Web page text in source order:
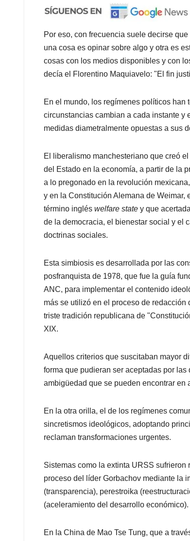
Por eso, con frecuencia suele decirse
una cosa es opinar sobre algo y otra es
cosas con los medios disponibles y con
decía el Florentino Maquiavelo: "El fin
En el mundo, los regímenes políticos
circunstancias cambian a cada instante y
medidas diametralmente opuestas a sus
El liberalismo manchesteriano que creó
del Estado en la economía, a partir de la
a lo pregonado en la revolución
y en la Constitución Alemana de Weimar,
término inglés welfare state y que
de la democracia, el bienestar social y el
doctrinas sociales.
Esta simbiosis es desarrollada por las
posfranquista de 1978, que fue la guía
ANC, para implementar el contenido
más se utilizó en el proceso de redacción
triste tradición republicana de
XIX.
Aquellos criterios que suscitaban mayor
forma que pudieran ser aceptadas por
ambigüedad que se pueden encontrar
En la otra orilla, el de los regímenes
sincretismos ideológicos, adoptando
reclaman transformaciones urgentes.
Sistemas como la extinta URSS
proceso del líder Gorbachov mediante la
(transparencia), perestroika
(aceleramiento del desarrollo económico).
En la China de Mao Tse Tung, que a